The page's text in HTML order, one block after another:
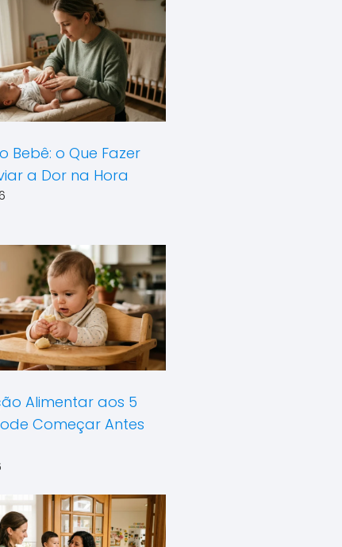
Bebê: o Que Fazer
a Dor na Hora
Alimentar aos 5
Começar Antes